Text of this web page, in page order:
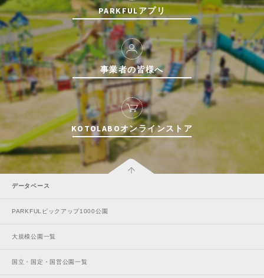
PARKFULアプリ
事業者の皆様へ
KOTOLABOオンラインストア
データベース
PARKFULピックアップ1000公園
大規模公園一覧
国立・国定・国営公園一覧